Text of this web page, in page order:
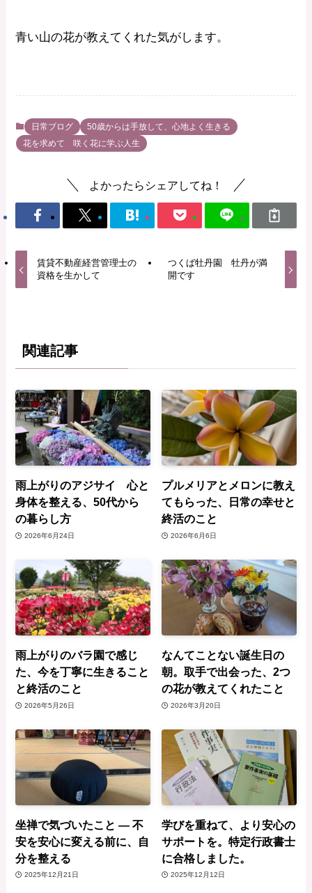
青い山の花が教えてくれた気がします。
日常ブログ
50歳からは手放して、心地よく生きる
花を求めて 咲く花に学ぶ人生
よかったらシェアしてね！
賃貸不動産経営管理士の
資格を生かして
つくば牡丹園 牡丹が満
開です
関連記事
雨上がりのアジサイ 心と
身体を整える、50代から
の暮らし方
2026年6月24日
プルメリアとメロンに教え
てもらった、日常の幸せと
終活のこと
2026年6月6日
雨上がりのバラ園で感じ
た、今を丁寧に生きること
と終活のこと
2026年5月26日
なんてことない誕生日の
朝。取手で出会った、2つ
の花が教えてくれたこと
2026年3月20日
坐禅で気づいたこと ― 不
安を安心に変える前に、自
分を整える
2025年12月21日
学びを重ねて、より安心の
サポートを。特定行政書士
に合格しました。
2025年12月12日